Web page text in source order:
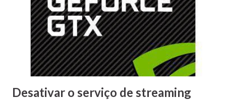
últimos meses. Todas as formas de contato são lidas e
consideradas, procuro sempre dar um retorno às mesmas
dentro do possível, mas realmente ficava bastante
chateado quando respondia informando que os itens não
estavam disponíveis para venda/troca, principalmente por
imaginar a ...
Desativar o serviço de streaming